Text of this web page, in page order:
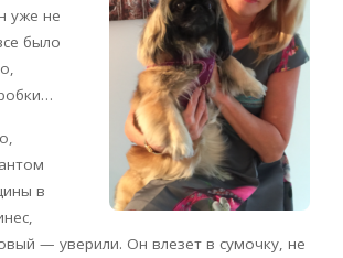
уже не
было
в
— уверили. Он влезет в сумочку, не